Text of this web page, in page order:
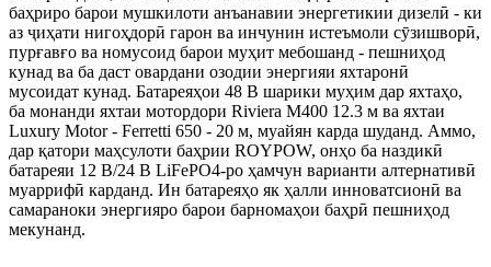
баҳриро барои мушкилоти анъанавии энергетикии дизелӣ - ки
аз ҷиҳати нигоҳдорӣ гарон ва инчунин истеъмоли сӯзишворӣ,
пурғавғо ва номусоид барои муҳит мебошанд - пешниҳод
кунад ва ба даст овардани озодии энергияи яхтаронӣ
мусоидат кунад. Батареяҳои 48 В шарики муҳим дар яхтаҳо,
ба монанди яхтаи мотордори Riviera M400 12.3 м ва яхтаи
Luxury Motor - Ferretti 650 - 20 м, муайян карда шуданд. Аммо,
дар қатори маҳсулоти баҳрии ROYPOW, онҳо ба наздикӣ
батареяи 12 В/24 В LiFePO4-ро ҳамчун варианти алтернативӣ
муаррифӣ карданд. Ин батареяҳо як ҳалли инноватсионӣ ва
самараноки энергияро барои барномаҳои баҳрӣ пешниҳод
мекунанд.